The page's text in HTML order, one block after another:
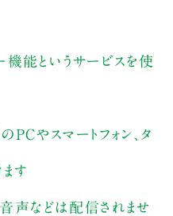
能というサービスを使
PCやスマートフォン、タ
す
音声などは配信されませ